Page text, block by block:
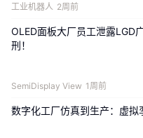
工业机器人 2周前
OLED面板大厂员工泄露LGD
刑！
SemiDisplay View 1周前
数字化工厂仿真到生产：虚拟